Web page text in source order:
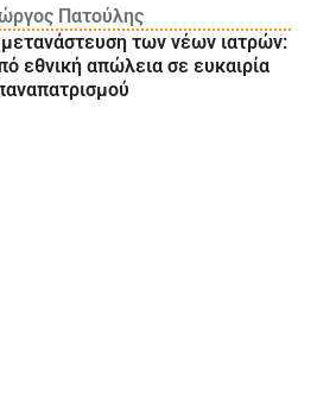
Πατούλης
των νέων ιατρών:
εθνική απώλεια σε ευκαιρία